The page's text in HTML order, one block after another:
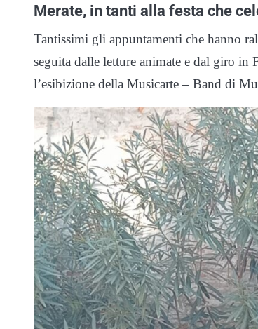
Merate, in tanti alla festa che
Tantissimi gli appuntamenti che hanno
seguita dalle letture animate e dal giro in
l’esibizione della Musicarte – Band di